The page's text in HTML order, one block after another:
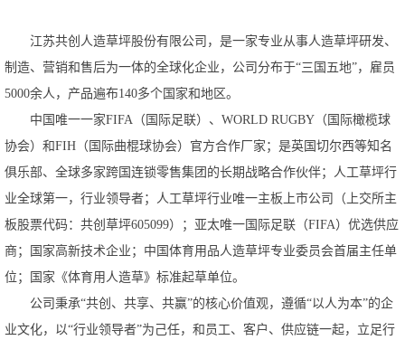
江苏共创人造草坪股份有限公司，是一家专业从事人造草坪研发、
制造、营销和售后为一体的全球化企业，公司分布于“三国五地”，雇员
5000余人，产品遍布140多个国家和地区。
中国唯一一家FIFA（国际足联）、WORLDRUGBY（国际橄榄球
协会）和FIH（国际曲棍球协会）官方合作厂家；是英国切尔西等知名
俱乐部、全球多家跨国连锁零售集团的长期战略合作伙伴；人工草坪行
业全球第一，行业领导者；人工草坪行业唯一主板上市公司（上交所主
板股票代码：共创草坪605099）；亚太唯一国际足联（FIFA）优选供应
商；国家高新技术企业；中国体育用品人造草坪专业委员会首届主任单
位；国家《体育用人造草》标准起草单位。
公司秉承“共创、共享、共赢”的核心价值观，遵循“以人为本”的企
业文化，以“行业领导者”为己任，和员工、客户、供应链一起，立足行